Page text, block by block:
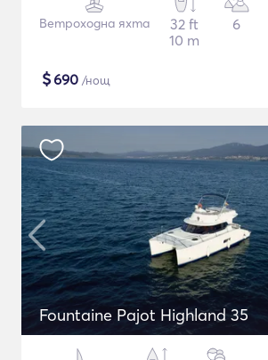
Ветроходна яхта
32 ft
10 m
6
$690 /нощ
Fountaine Pajot Highland 35